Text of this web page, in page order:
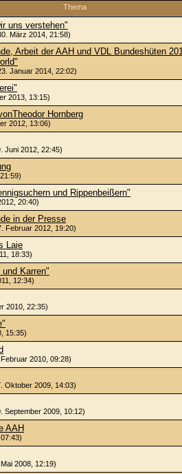
Thema
uns verstehen"
März 2014, 21:58)
Arbeit der AAH und VDL Bundeshüten
Januar 2014, 22:02)
2013, 13:15)
Hornberg
2012, 13:06)
Juni 2012, 22:45)
und Rippenbeißern"
20:40)
in der Presse
Februar 2012, 19:20)
Laie
18:33)
Karren"
12:34)
2010, 22:35)
15:35)
2010, 09:28)
Oktober 2009, 14:03)
September 2009, 10:12)
AAH
2008, 12:19)